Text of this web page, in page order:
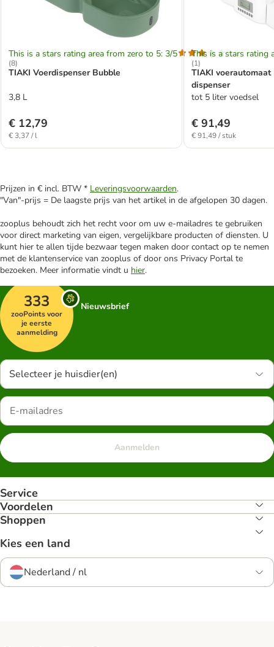
This is a stars rating area from zero to 5: 3/5
(8)
TIAKI Voerdispenser Bubble
3,8 L
€ 12,79
€ 3,37 / l
This is a stars rating
(1)
TIAKI voerautomaat
dispenser
tot 5 liter voedsel
€ 91,49
€ 91,49 / stuk
Prijzen in € incl. BTW * Leveringsvoorwaarden.
"Van"-prijs = De laagste prijs van het artikel in de afgelopen 30 dagen.
zooplus behoudt zich het recht voor om uw e-mailadres te gebruiken
voor direct marketing van eigen, vergelijkbare producten of diensten. U
kunt hier te allen tijde bezwaar tegen maken door contact op te nemen
met de klantenservice van zooplus of door ons Privacy Portal te
bezoeken. Meer informatie vindt u hier.
333
zooPoints voor
je eerste
aanmelding
Nieuwsbrief
Selecteer je huisdier(en)
Aanmelden
Service
Voordelen
Shoppen
Kies een land
Nederland / nl